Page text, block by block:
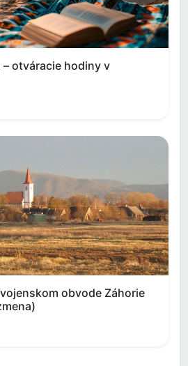
otváracie hodiny v
obvode Záhorie